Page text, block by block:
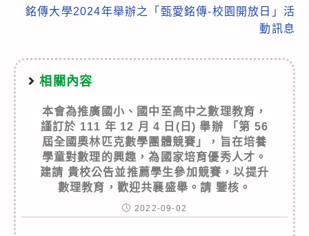
銘傳大學2024年舉辦之「甄愛銘傳-校園開放日」活
動訊息
相關內容
本會為推廣國小、國中至高中之數理教育，
謹訂於 111 年 12 月 4 日(日) 舉辦 「第 56
屆全國奧林匹克數學團體競賽」，旨在培養
學童對數理的興趣，為國家培育優秀人才。
建請 貴校公告並推薦學生參加競賽，以提升
數理教育，歡迎共襄盛舉。請 鑒核。
2022-09-02